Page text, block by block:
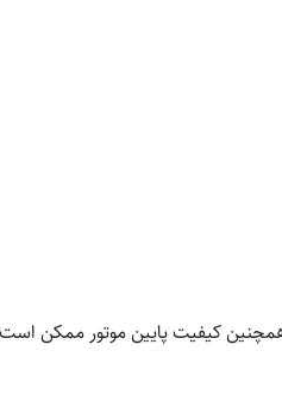
همچنین کیفیت پایین موتور ممکن